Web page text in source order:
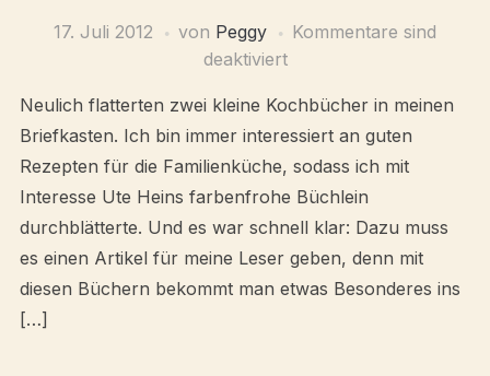
17. Juli 2012 von Peggy
Kommentare sind
deaktiviert
Neulich flatterten zwei kleine Kochbücher in meinen
Briefkasten. Ich bin immer interessiert an guten
Rezepten für die Familienküche, sodass ich mit
Interesse Ute Heins farbenfrohe Büchlein
durchblätterte. Und es war schnell klar: Dazu muss
es einen Artikel für meine Leser geben, denn mit
diesen Büchern bekommt man etwas Besonderes ins
[…]